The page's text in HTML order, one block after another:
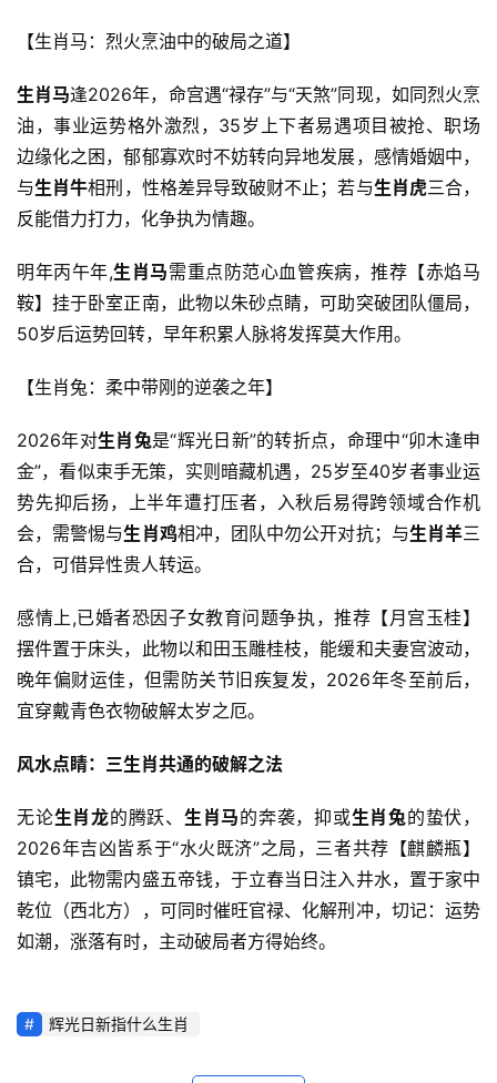
【生肖马：烈火烹油中的破局之道】
生肖马逢2026年，命宫遇“禄存”与“天煞”同现，如同烈火烹
油，事业运势格外激烈，35岁上下者易遇项目被抢、职场
边缘化之困，郁郁寡欢时不妨转向异地发展，感情婚姻中，
与生肖牛相刑，性格差异导致破财不止；若与生肖虎三合，
反能借力打力，化争执为情趣。
明年丙午年,生肖马需重点防范心血管疾病，推荐【赤焰马
鞍】挂于卧室正南，此物以朱砂点睛，可助突破团队僵局，
50岁后运势回转，早年积累人脉将发挥莫大作用。
【生肖兔：柔中带刚的逆袭之年】
2026年对生肖兔是“辉光日新”的转折点，命理中“卯木逢申
金”，看似束手无策，实则暗藏机遇，25岁至40岁者事业运
势先抑后扬，上半年遭打压者，入秋后易得跨领域合作机
会，需警惕与生肖鸡相冲，团队中勿公开对抗；与生肖羊三
合，可借异性贵人转运。
感情上,已婚者恐因子女教育问题争执，推荐【月宫玉桂】
摆件置于床头，此物以和田玉雕桂枝，能缓和夫妻宫波动，
晚年偏财运佳，但需防关节旧疾复发，2026年冬至前后，
宜穿戴青色衣物破解太岁之厄。
风水点睛：三生肖共通的破解之法
无论生肖龙的腾跃、 生肖马的奔袭，抑或生肖兔的蛰伏，
2026年吉凶皆系于“水火既济”之局，三者共荐【麒麟瓶】
镇宅，此物需内盛五帝钱，于立春当日注入井水，置于家中
乾位（西北方），可同时催旺官禄、化解刑冲，切记：运势
如潮，涨落有时，主动破局者方得始终。
辉光日新指什么生肖